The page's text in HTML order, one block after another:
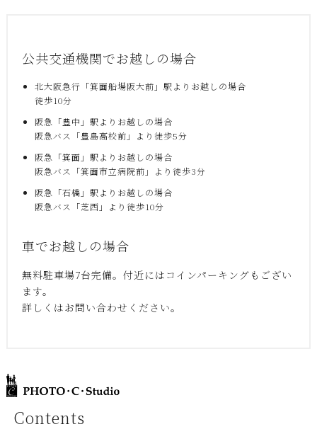
公共交通機関でお越しの場合
北大阪急行「箕面船場阪大前」駅よりお越しの場合
徒歩10分
阪急「豊中」駅よりお越しの場合
阪急バス「豊島高校前」より徒歩5分
阪急「箕面」駅よりお越しの場合
阪急バス「箕面市立病院前」より徒歩3分
阪急「石橋」駅よりお越しの場合
阪急バス「芝西」より徒歩10分
車でお越しの場合
無料駐車場7台完備。付近にはコインパーキングもござい
ます。
詳しくはお問い合わせください。
Contents